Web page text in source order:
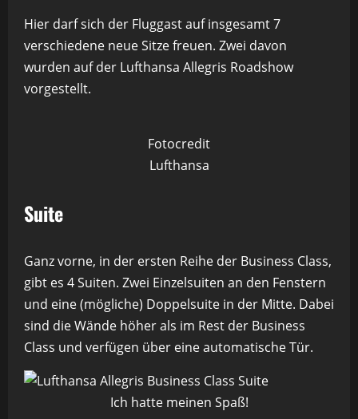
Hier darf sich der Fluggast auf insgesamt 7
verschiedene neue Sitze freuen. Zwei davon
wurden auf der Lufthansa Allegris Roadshow
vorgestellt.
Fotocredit
Lufthansa
Suite
Ganz vorne, in der ersten Reihe der Business Class,
gibt es 4 Suiten. Zwei Einzelsuiten an den Fenstern
und eine (mögliche) Doppelsuite in der Mitte. Dabei
sind die Wände höher als im Rest der Business
Class und verfügen über eine automatische Tür.
Ich hatte meinen Spaß!